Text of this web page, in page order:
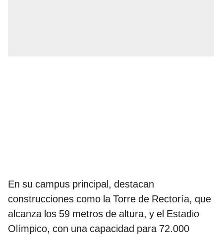
En su campus principal, destacan
construcciones como la Torre de Rectoría, que
alcanza los 59 metros de altura, y el Estadio
Olímpico, con una capacidad para 72.000